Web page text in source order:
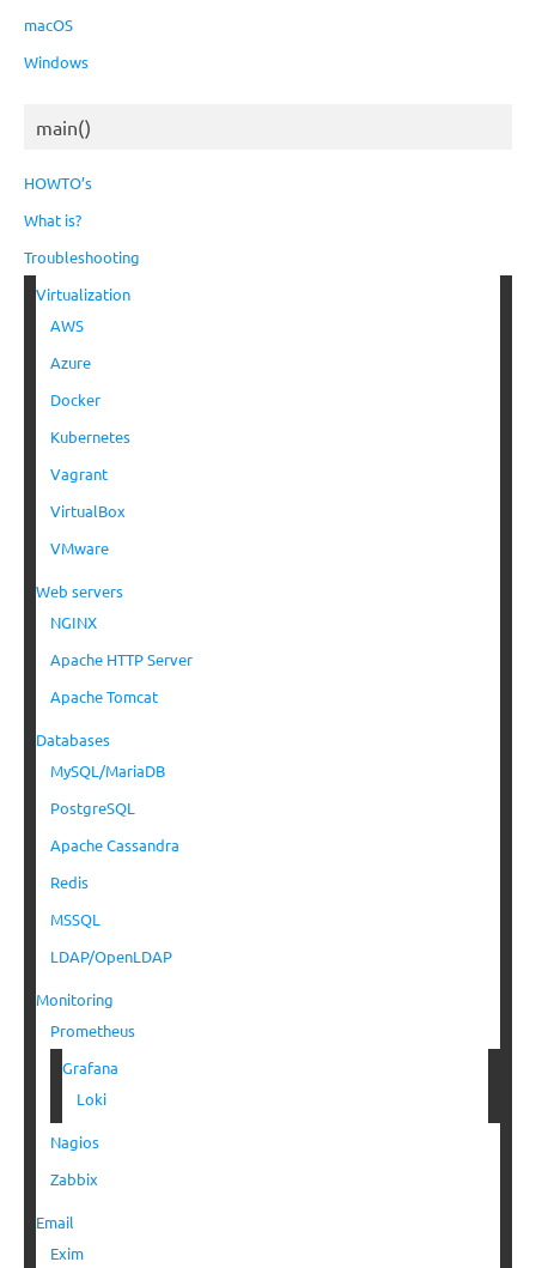
macOS
Windows
main()
HOWTO’s
What is?
Troubleshooting
Virtualization
AWS
Azure
Docker
Kubernetes
Vagrant
VirtualBox
VMware
Web servers
NGINX
Apache HTTP Server
Apache Tomcat
Databases
MySQL/MariaDB
PostgreSQL
Apache Cassandra
Redis
MSSQL
LDAP/OpenLDAP
Monitoring
Prometheus
Grafana
Loki
Nagios
Zabbix
Email
Exim